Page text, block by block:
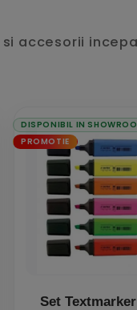
accesorii
DISPONIBIL IN
PROMOTIE
Set